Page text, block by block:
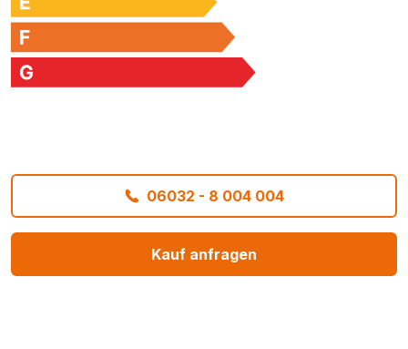
06032 - 8 004 004
Kauf anfragen